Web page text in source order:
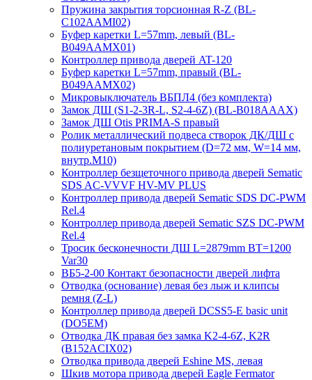
Пружина закрытия торсионная R-Z (BL-
C102AAMI02)
Буфер каретки L=57mm, левый (BL-
B049AAMX01)
Контроллер привода дверей AT-120
Буфер каретки L=57mm, правый (BL-
B049AAMX02)
Микровыключатель ВБПЛ4 (без комплекта)
Замок ДШ (S1-2-3R-L, S2-4-6Z) (BL-B018AAAX)
Замок ДШ Otis PRIMA-S правый
Ролик металлический подвеса створок ДК/ДШ с
полиуретановым покрытием (D=72 мм, W=14 мм,
внутр.М10)
Контроллер безщеточного привода дверей Sematiс
SDS AC-VVVF HV-MV PLUS
Контроллер привода дверей Sematic SDS DC-PWM
Rel.4
Контроллер привода дверей Sematic SZS DC-PWM
Rel.4
Тросик бесконечности ДШ L=2879mm BT=1200
Var30
ВБ5-2-00 Контакт безопасности дверей лифта
Отводка (основание) левая без лыж и клипсы
ремня (Z-L)
Контроллер привода дверей DCSS5-E basic unit
(DO5EM)
Отводка ДК правая без замка K2-4-6Z, K2R
(B152ACIX02)
Отводка привода дверей Eshine MS, левая
Шкив мотора привода дверей Eagle Fermator